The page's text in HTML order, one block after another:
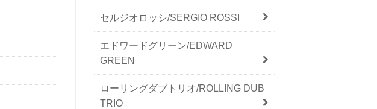
セルジオロッシ/SERGIO ROSSI
エドワードグリーン/EDWARD
GREEN
ローリングダブトリオ/ROLLING DUB
TRIO